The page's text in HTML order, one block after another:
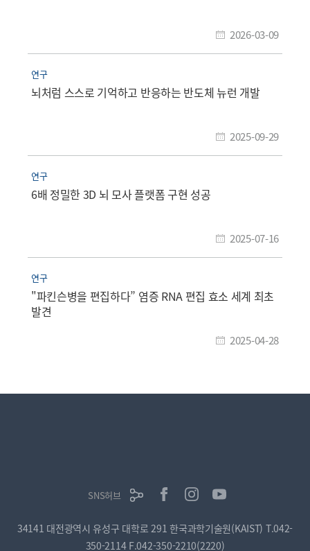
2026-03-09
연구
뇌처럼 스스로 기억하고 반응하는 반도체 뉴런 개발
2025-09-29
연구
6배 정밀한 3D 뇌 모사 플랫폼 구현 성공
2025-07-16
연구
"파킨슨병을 편집하다” 염증 RNA 편집 효소 세계 최초
발견
2025-04-28
SNS허브
34141 대전광역시 유성구 대학로 291 한국과학기술원(KAIST) T.042-
350-2114 F.042-350-2210(2220)